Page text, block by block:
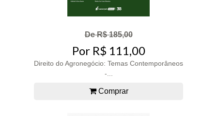
De R$ 185,00
Por R$ 111,00
Direito do Agronegócio: Temas Contemporâneos
-...
Comprar